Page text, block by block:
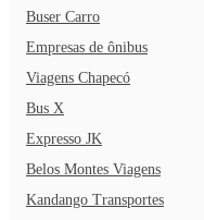
Buser Carro
Empresas de ônibus
Viagens Chapecó
Bus X
Expresso JK
Belos Montes Viagens
Kandango Transportes